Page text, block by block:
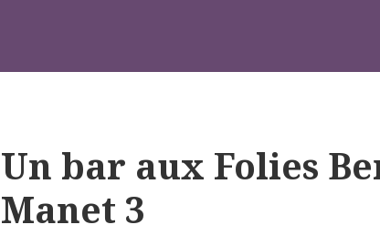
Un bar aux Folies
Manet 3